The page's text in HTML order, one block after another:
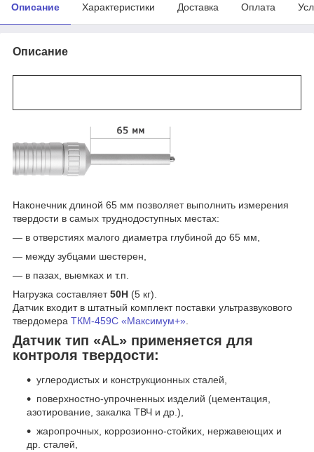
Описание Характеристики Доставка Оплата
Описание
Наконечник длиной 65 мм позволяет выполнить измерения
твердости в самых труднодоступных местах:
— в отверстиях малого диаметра глубиной до 65 мм,
— между зубцами шестерен,
— в пазах, выемках и т.п.
Нагрузка составляет50Н (5 кг).
Датчик входит в штатный комплект поставки ультразвукового
твердомера ТКМ-459C «Максимум+»
Датчик тип «АL» применяется для
контроля твердости:
углеродистых и конструкционных сталей,
поверхностно-упрочненных изделий (цементация,
азотирование, закалка ТВЧ и др.),
жаропрочных, коррозионно-стойких, нержавеющих и
др. сталей,